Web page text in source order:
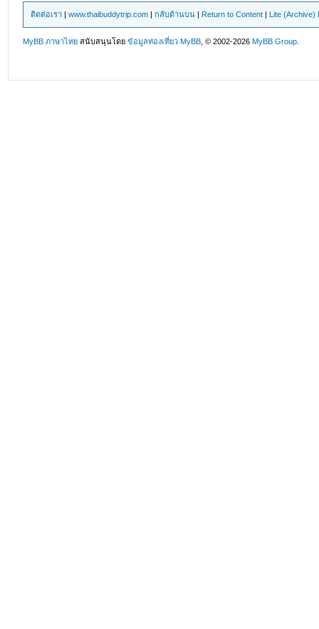
ติดต่อเรา |www.thaibuddytrip.com |กลับด้านบน | Return to Content | Lite (Archive)
MyBB ภาษาไทย สนับสนุนโดยข้อมูลท่องเที่ยว MyBB , © 2002-2026MyBB Group